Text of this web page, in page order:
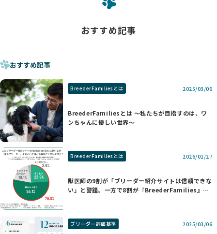
おすすめ記事
おすすめ記事
BreederFamiliesとは 2025/03/06
BreederFamiliesとは 〜私たちが目指すのは、ワ
ンちゃんに優しい世界〜
BreederFamiliesとは 2026/01/27
獣医師の9割が「ブリーダー紹介サイトは信頼できな
い」と警鐘。一方で8割が『BreederFamilies』を
ブリーダー評価基準 2025/03/06